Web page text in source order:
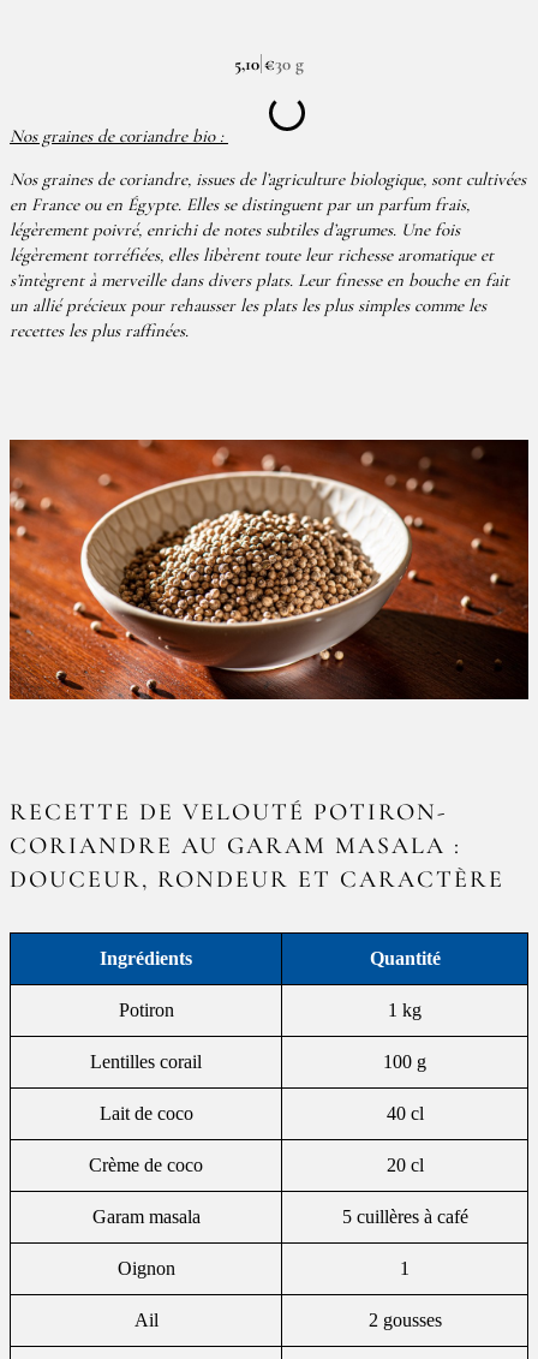
5,10 €30 g
Nos graines de coriandre bio :
Nos graines de coriandre, issues de l’agriculture biologique, sont cultivées
en France ou en Égypte. Elles se distinguent par un parfum frais,
légèrement poivré, enrichi de notes subtiles d’agrumes. Une fois
légèrement torréfiées, elles libèrent toute leur richesse aromatique et
s’intègrent à merveille dans divers plats. Leur finesse en bouche en fait
un allié précieux pour rehausser les plats les plus simples comme les
recettes les plus raffinées.
RECETTE DE VELOUTÉ POTIRON-
CORIANDRE AU GARAM MASALA :
DOUCEUR, RONDEUR ET CARACTÈRE
Ingrédients Quantité
Potiron 1 kg
Lentilles corail 100 g
Lait de coco 40 cl
Crème de coco 20 cl
Garam masala 5 cuillères à café
Oignon 1
Ail 2 gousses